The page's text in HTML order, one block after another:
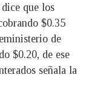
que los
$0.35
de
$0.20, de ese
señala la